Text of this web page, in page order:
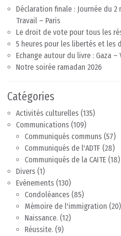
Déclaration finale : Journée du 2
Travail – Paris
Le droit de vote pour tous les
5 heures pour les libertés et les
Echange autour du livre : Gaza
Notre soirée ramadan 2026
Catégories
Activités culturelles (135)
Communications (109)
Communiqués communs (57)
Communiqués de l'ADTF (28)
Communiqués de la CAITE (18)
Divers (1)
Evénements (130)
Condoléances (85)
Mémoire de l'immigration (20)
Naissance. (12)
Réussite. (9)